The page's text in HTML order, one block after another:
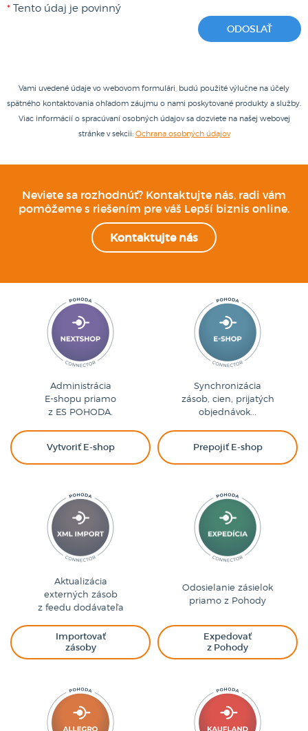
* Tento údaj je povinný
Vami uvedené údaje vo webovom formulári, budú použité výlučne na účely
spätného kontaktovania ohľadom záujmu o nami poskytované produkty a služby.
Viac informácií o spracúvaní osobných údajov sa dozviete na našej webovej
stránke v sekcii: Ochrana osobných údajov
Neviete sa rozhodnúť? Kontaktujte nás, radi vám
pomôžeme s riešením pre váš Lepší biznis online.
Kontaktujte nás
Administrácia
E-shopu priamo
z ES POHODA.
Vytvoriť E-shop
Synchronizácia
zásob, cien, prijatých
objednávok...
Prepojiť E-shop
Aktualizácia
externých zásob
z feedu dodávateľa
Importovať
zásoby
Odosielanie zásielok
priamo z Pohody
Expedovať
z Pohody